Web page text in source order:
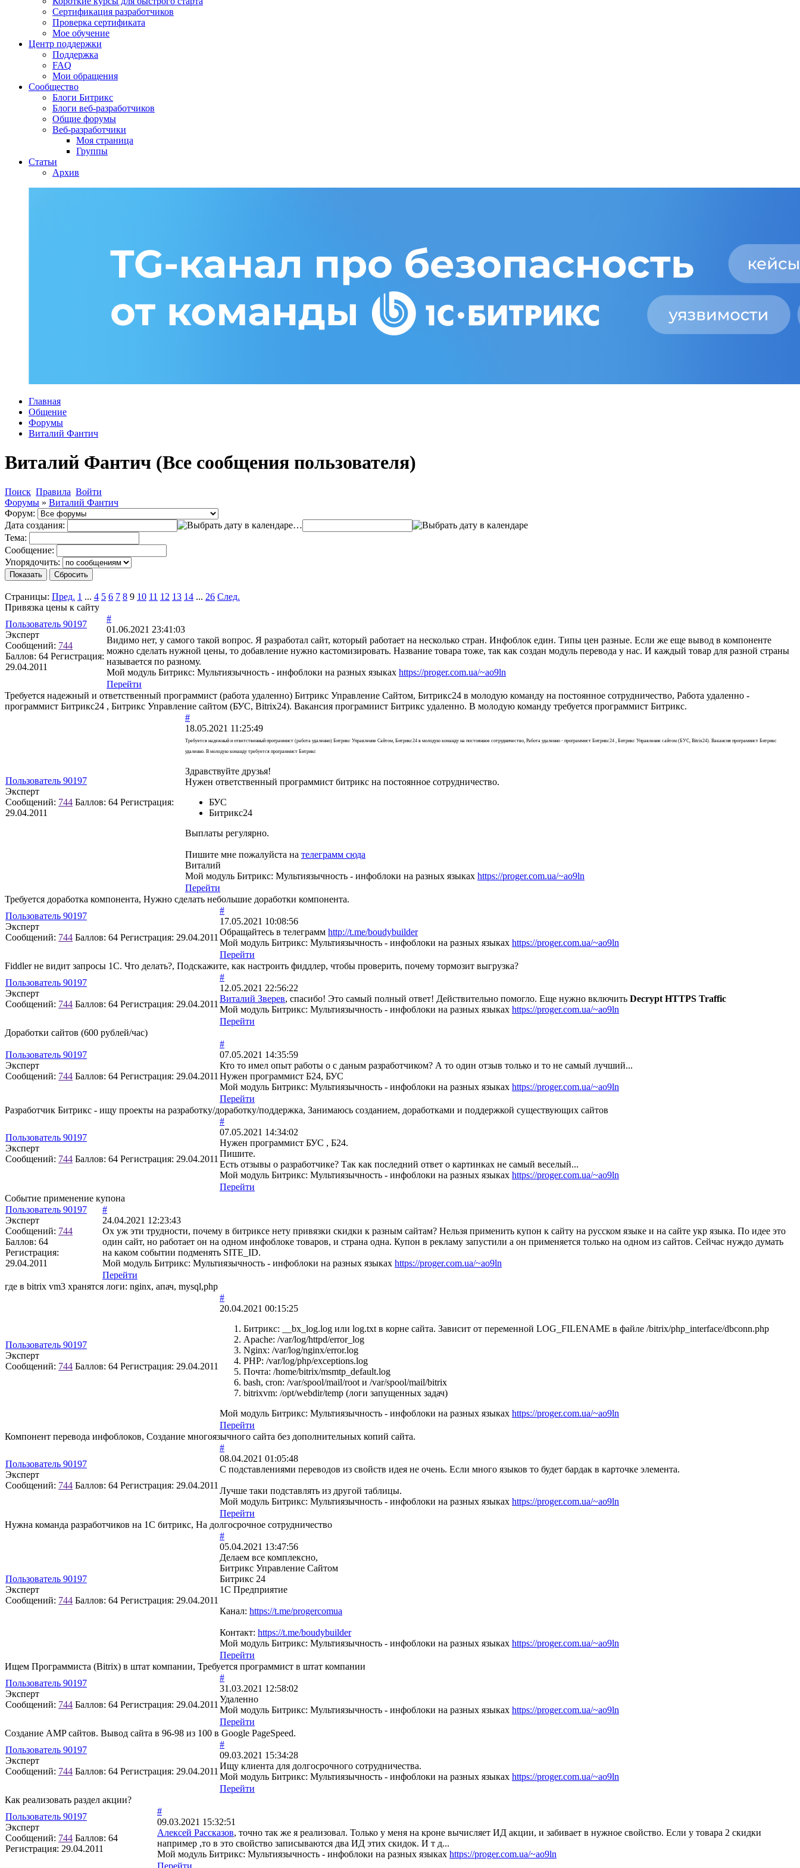
Сертификация разработчиков
Проверка сертификата
Мое обучение
Центр поддержки
Поддержка
FAQ
Мои обращения
Сообщество
Блоги Битрикс
Блоги веб-разработчиков
Общие форумы
Веб-разработчики
Моя страница
Группы
Статьи
Архив
Главная
Общение
Форумы
Виталий Фантич
Виталий Фантич (Все сообщения пользователя)
Поиск Правила Войти
Форумы » Виталий Фантич
Форум:
Дата создания:
…
Тема:
Сообщение:
Упорядочить:
Страницы: Пред. 1 ... 4 5 6 7 8 9 10 11 12 13 14 ... 26 След.
Привязка цены к сайту
Пользователь 90197
Эксперт
Сообщений: 744
Баллов: 64 Регистрация:
29.04.2011
#
01.06.2021 23:41:03
Видимо нет, у самого такой вопрос. Я разработал сайт, который работает на несколько стран. Инфоблок един. Типы цен разные. Если же еще вывод в компоненте
можно сделать нужной цены, то добавление нужно кастомизировать. Название товара тоже, так как создан модуль перевода у нас. И каждый товар для разной страны
называется по разному.
Мой модуль Битрикс: Мультиязычность - инфоблоки на разных языках https://proger.com.ua/~ao9ln
Перейти
Требуется надежный и ответственный программист (работа удаленно) Битрикс Управление Сайтом, Битрикс24 в молодую команду на постоянное сотрудничество, Работа удаленно -
программист Битрикс24 , Битрикс Управление сайтом (БУС, Bitrix24). Вакансия програмиист Битрикс удаленно. В молодую команду требуется программист Битрикс.
Пользователь 90197
Эксперт
Сообщений: 744 Баллов: 64 Регистрация:
29.04.2011
#
18.05.2021 11:25:49
Требуется надежный и ответственный программист (работа удаленно) Битрикс Управление Сайтом, Битрикс24 в молодую команду на постоянное сотрудничество, Работа удаленно - программист Битрикс24 , Битрикс Управление сайтом (БУС, Bitrix24). Вакансия програмиист Битрикс
удаленно. В молодую команду требуется программист Битрикс
Здравствуйте друзья!
Нужен ответственный программист битрикс на постоянное сотрудничество.
БУС
Битрикс24
Выплаты регулярно.
Пишите мне пожалуйста на телеграмм сюда
Виталий
Мой модуль Битрикс: Мультиязычность - инфоблоки на разных языках https://proger.com.ua/~ao9ln
Перейти
Требуется доработка компонента, Нужно сделать небольшие доработки компонента.
Пользователь 90197
Эксперт
Сообщений: 744 Баллов: 64 Регистрация: 29.04.2011
#
17.05.2021 10:08:56
Обращайтесь в телеграмм http://t.me/boudybuilder
Мой модуль Битрикс: Мультиязычность - инфоблоки на разных языках https://proger.com.ua/~ao9ln
Перейти
Fiddler не видит запросы 1С. Что делать?, Подскажите, как настроить фиддлер, чтобы проверить, почему тормозит выгрузка?
Пользователь 90197
Эксперт
Сообщений: 744 Баллов: 64 Регистрация: 29.04.2011
#
12.05.2021 22:56:22
Виталий Зверев, спасибо! Это самый полный ответ! Действительно помогло. Еще нужно включить Decrypt HTTPS Traffic
Мой модуль Битрикс: Мультиязычность - инфоблоки на разных языках https://proger.com.ua/~ao9ln
Перейти
Доработки сайтов (600 рублей/час)
Пользователь 90197
Эксперт
Сообщений: 744 Баллов: 64 Регистрация: 29.04.2011
#
07.05.2021 14:35:59
Кто то имел опыт работы о с даным разработчиком? А то один отзыв только и то не самый лучший...
Нужен программист Б24, БУС
Мой модуль Битрикс: Мультиязычность - инфоблоки на разных языках https://proger.com.ua/~ao9ln
Перейти
Разработчик Битрикс - ищу проекты на разработку/доработку/поддержка, Занимаюсь созданием, доработками и поддержкой существующих сайтов
Пользователь 90197
Эксперт
Сообщений: 744 Баллов: 64 Регистрация: 29.04.2011
#
07.05.2021 14:34:02
Нужен программист БУС , Б24.
Пишите.
Есть отзывы о разработчике? Так как последний ответ о картинках не самый веселый...
Мой модуль Битрикс: Мультиязычность - инфоблоки на разных языках https://proger.com.ua/~ao9ln
Перейти
Событие применение купона
Пользователь 90197
Эксперт
Сообщений: 744
Баллов: 64
Регистрация:
29.04.2011
#
24.04.2021 12:23:43
Ох уж эти трудности, почему в битриксе нету привязки скидки к разным сайтам? Нельзя применить купон к сайту на русском языке и на сайте укр языка. По идее это
один сайт, но работает он на одном инфоблоке товаров, и страна одна. Купон в рекламу запустили а он применяется только на одном из сайтов. Сейчас нуждо думать
на каком событии подменять SITE_ID.
Мой модуль Битрикс: Мультиязычность - инфоблоки на разных языках https://proger.com.ua/~ao9ln
Перейти
где в bitrix vm3 хранятся логи: nginx, апач, mysql,php
Пользователь 90197
Эксперт
Сообщений: 744 Баллов: 64 Регистрация: 29.04.2011
#
20.04.2021 00:15:25
Битрикс: __bx_log.log или log.txt в корне сайта. Зависит от переменной LOG_FILENAME в файле /bitrix/php_interface/dbconn.php
Apache: /var/log/httpd/error_log
Nginx: /var/log/nginx/error.log
PHP: /var/log/php/exceptions.log
Почта: /home/bitrix/msmtp_default.log
bash, cron: /var/spool/mail/root и /var/spool/mail/bitrix
bitrixvm: /opt/webdir/temp (логи запущенных задач)
Мой модуль Битрикс: Мультиязычность - инфоблоки на разных языках https://proger.com.ua/~ao9ln
Перейти
Компонент перевода инфоблоков, Создание многоязычного сайта без дополнительных копий сайта.
Пользователь 90197
Эксперт
Сообщений: 744 Баллов: 64 Регистрация: 29.04.2011
#
08.04.2021 01:05:48
С подставлениями переводов из свойств идея не очень. Если много языков то будет бардак в карточке элемента.
Лучше таки подставлять из другой таблицы.
Мой модуль Битрикс: Мультиязычность - инфоблоки на разных языках https://proger.com.ua/~ao9ln
Перейти
Нужна команда разработчиков на 1С битрикс, На долгосрочное сотрудничество
Пользователь 90197
Эксперт
Сообщений: 744 Баллов: 64 Регистрация: 29.04.2011
#
05.04.2021 13:47:56
Делаем все комплексно,
Битрикс Управление Сайтом
Битрикс 24
1С Предприятие
Канал: https://t.me/progercomua
Контакт: https://t.me/boudybuilder
Мой модуль Битрикс: Мультиязычность - инфоблоки на разных языках https://proger.com.ua/~ao9ln
Перейти
Ищем Программиста (Bitrix) в штат компании, Требуется программист в штат компании
Пользователь 90197
Эксперт
Сообщений: 744 Баллов: 64 Регистрация: 29.04.2011
#
31.03.2021 12:58:02
Удаленно
Мой модуль Битрикс: Мультиязычность - инфоблоки на разных языках https://proger.com.ua/~ao9ln
Перейти
Создание AMP сайтов. Вывод сайта в 96-98 из 100 в Google PageSpeed.
Пользователь 90197
Эксперт
Сообщений: 744 Баллов: 64 Регистрация: 29.04.2011
#
09.03.2021 15:34:28
Ищу клиента для долгосрочного сотрудничества.
Мой модуль Битрикс: Мультиязычность - инфоблоки на разных языках https://proger.com.ua/~ao9ln
Перейти
Как реализовать раздел акции?
Пользователь 90197
Эксперт
Сообщений: 744 Баллов: 64
Регистрация: 29.04.2011
#
09.03.2021 15:32:51
Алексей Рассказов, точно так же я реализовал. Только у меня на кроне вычисляет ИД акции, и забивает в нужное свойство. Если у товара 2 скидки
например ,то в это свойство записываются два ИД этих скидок. И т д...
Мой модуль Битрикс: Мультиязычность - инфоблоки на разных языках https://proger.com.ua/~ao9ln
Перейти